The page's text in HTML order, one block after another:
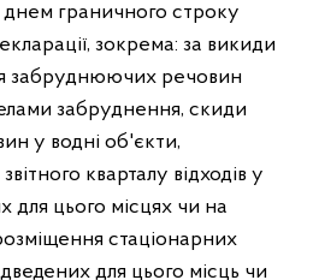
днем граничного строку
зокрема: за викиди
забруднюючих речовин
забруднення, скиди
у водні об'єкти,
кварталу відходів у
для цього місцях чи на
стаціонарних
для цього місць чи